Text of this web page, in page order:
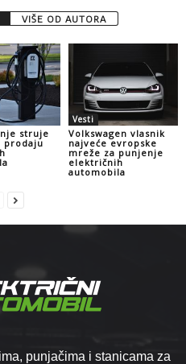
VIŠE OD AUTORA
struje
prodaju
Vesti
Volkswagen vlasnik
najveće evropske
mreže za punjenje
električnih
automobila
punjačima i stanicama za